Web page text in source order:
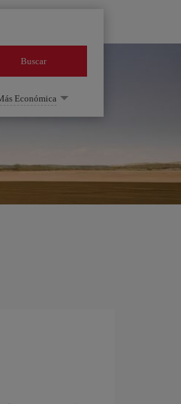
Buscar
Económica